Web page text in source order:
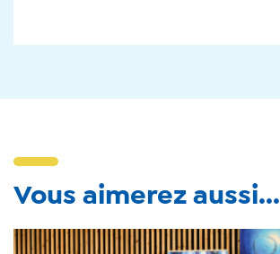
Vous aimerez aussi...